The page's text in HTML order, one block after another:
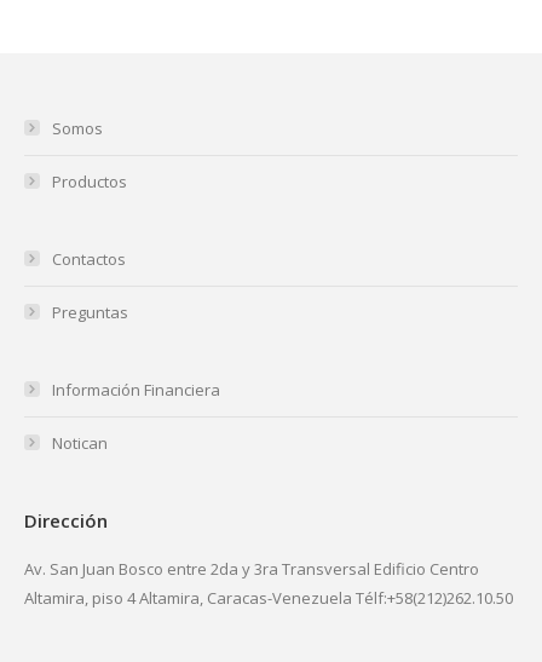
Somos
Productos
Contactos
Preguntas
Información Financiera
Notican
Dirección
Av. San Juan Bosco entre 2da y 3ra Transversal Edificio Centro
Altamira, piso 4 Altamira, Caracas-Venezuela Télf:+58(212)262.10.50